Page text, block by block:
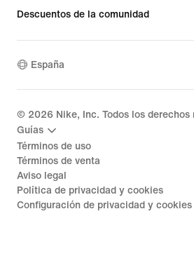
Descuentos de la comunidad
España
© 2026 Nike, Inc. Todos los derechos
Guías
Términos de uso
Términos de venta
Aviso legal
Política de privacidad y cookies
Configuración de privacidad y cookies